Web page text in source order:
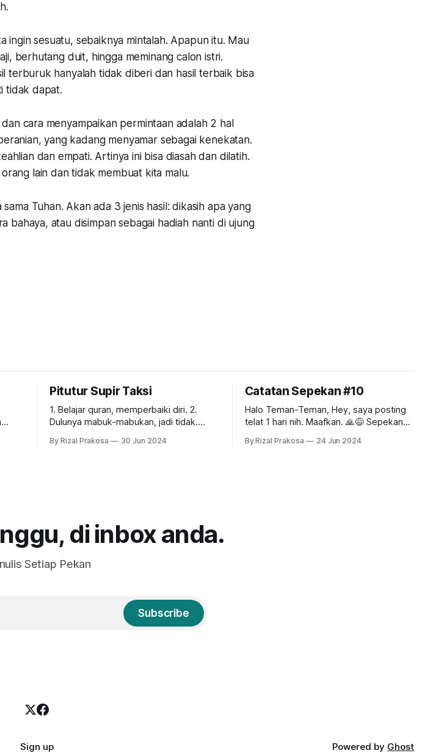
ingin sesuatu, sebaiknya mintalah. Apapun itu. Mau
berhutang duit, hingga meminang calon istri.
terburuk hanyalah tidak diberi dan hasil terbaik bisa
tidak dapat.
cara menyampaikan permintaan adalah 2 hal
yang kadang menyamar sebagai kenekatan.
dan empati. Artinya ini bisa diasah dan dilatih.
lain dan tidak membuat kita malu.
sama Tuhan. Akan ada 3 jenis hasil: dikasih apa yang
bahaya, atau disimpan sebagai hadiah nanti di ujung
ini,
Pitutur Supir Taksi
1. Belajar quran, memperbaiki diri. 2.
Dulunya mabuk-mabukan, jadi tidak.
Umur 50 tahun tetap mesra dengan istri.
By Rizal Prakosa 30 Jun 2024
Catatan Sepekan #10
Halo Teman-Teman, Hey, saya posting
telat 1 hari nih. Maafkan. 🙏😅 Sepekan
Setelah seharian sampai malam meeting
By Rizal Prakosa 24 Jun 2024
di inbox anda.
Setiap Pekan
Subscribe
Sign up Powered by Ghost